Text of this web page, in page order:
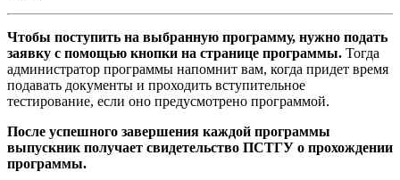
Чтобы поступить на выбранную программу, нужно подать
заявку с помощью кнопки на странице программы. Тогда
администратор программы напомнит вам, когда придет время
подавать документы и проходить вступительное
тестирование, если оно предусмотрено программой.
После успешного завершения каждой программы
выпускник получает свидетельство ПСТГУ о прохождении
программы.